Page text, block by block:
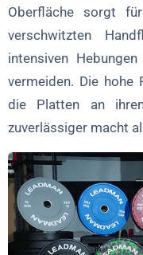
Oberfläche sorgt
verschwitzten
intensiven
vermeiden. Die hohe
die Platten an
zuverlässiger macht